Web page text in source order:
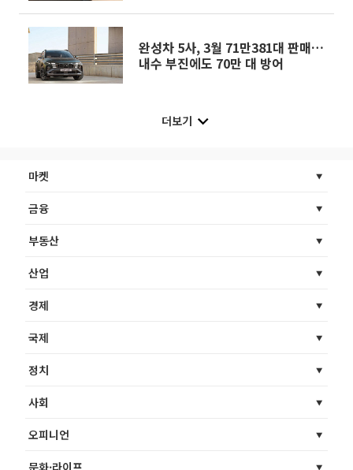
완성차 5사, 3월 71만381대 판매…
내수 부진에도 70만 대 방어
더보기
마켓
금융
부동산
산업
경제
국제
정치
사회
오피니언
문화·라이프